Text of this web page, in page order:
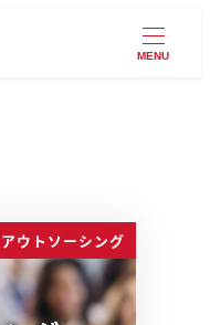
MENU
アウトソーシング